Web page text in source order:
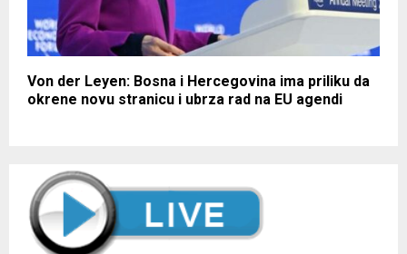
Von der Leyen: Bosna i Hercegovina ima priliku da
okrene novu stranicu i ubrza rad na EU agendi